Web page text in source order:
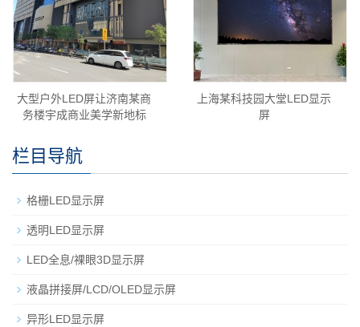
大型户外LED屏让济南某商
务楼宇成商业美学新地标
上海某科技园大堂LED显示
屏
栏目导航
格栅LED显示屏
透明LED显示屏
LED全息/裸眼3D显示屏
液晶拼接屏/LCD/OLED显示屏
异形LED显示屏